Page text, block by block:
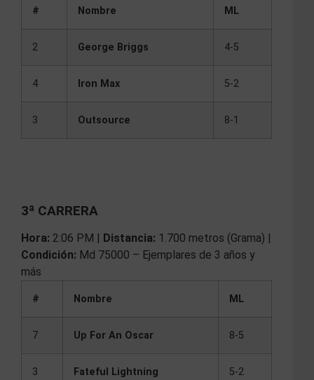
# Nombre ML
2 George Briggs 4-5
4 Iron Max 5-2
3 Outsource 8-1
3ª CARRERA
Hora: 2:06 PM | Distancia: 1.700 metros (Grama) |
Condición: Md 75000 – Ejemplares de 3 años y
más
# Nombre ML
7 Up For An Oscar 8-5
3 Fateful Lightning 5-2